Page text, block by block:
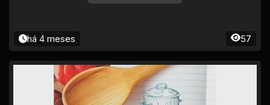
há 4 meses 57